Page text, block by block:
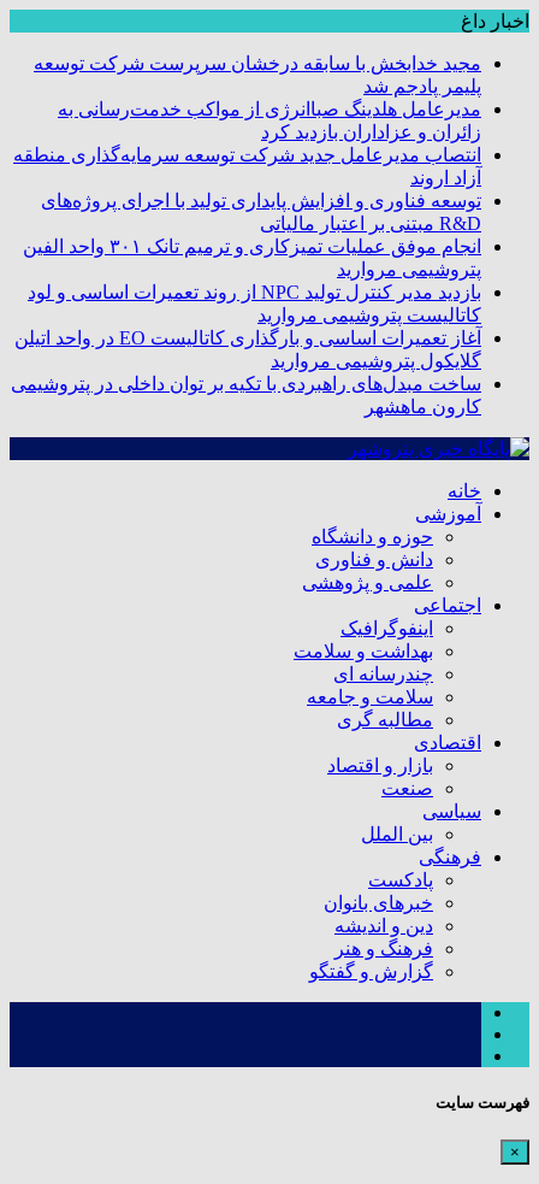
اخبار داغ
مجید خدابخش با سابقه درخشان سرپرست شرکت توسعه
پلیمر پادجم شد
مدیرعامل هلدینگ صباانرژی از مواکب خدمت‌رسانی به
زائران و عزاداران بازدید کرد
انتصاب مدیرعامل جدید شرکت توسعه سرمایه‌گذاری منطقه
آزاد اروند
توسعه فناوری و افزایش پایداری تولید با اجرای پروژه‌های
R&D مبتنی بر اعتبار مالیاتی
انجام موفق عملیات تمیزکاری و ترمیم تانک ۳۰۱ واحد الفین
پتروشیمی مروارید
بازدید مدیر کنترل تولید NPC از روند تعمیرات اساسی و لود
کاتالیست پتروشیمی مروارید
آغاز تعمیرات اساسی و بارگذاری کاتالیست EO در واحد اتیلن
گلایکول پتروشیمی مروارید
ساخت مبدل‌های راهبردی با تکیه بر توان داخلی در پتروشیمی
کارون ماهشهر
خانه
آموزشی
حوزه و دانشگاه
دانش و فناوری
علمی و پژوهشی
اجتماعی
اینفوگرافیک
بهداشت و سلامت
چندرسانه ای
سلامت و جامعه
مطالبه گری
اقتصادی
بازار و اقتصاد
صنعت
سیاسی
بین الملل
فرهنگی
پادکست
خبرهای بانوان
دین و اندیشه
فرهنگ و هنر
گزارش و گفتگو
فهرست سایت
×